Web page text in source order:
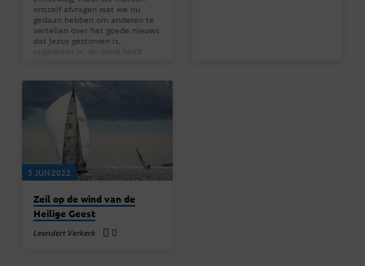
onszelf afvragen wat we nu
gedaan hebben om anderen te
vertellen over het goede nieuws
dat Jezus gestorven is,
opgestaan is, de dood heeft
goede nieuws, dat Evangelie,
delen met onze naaste en
mensen die niet geloven of
gepassioneerde twijfelaars zijn.
Na de sabbat, bij het
ochtendgloren van de eerste
dag van de week, kwam Maria
van Magdala met de…
5 JUN 2022
Zeil op de wind van de
Heilige Geest
Leendert Verkerk